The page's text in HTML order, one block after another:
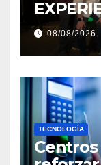
DE
08/08/2026
TECNOLOGÍA